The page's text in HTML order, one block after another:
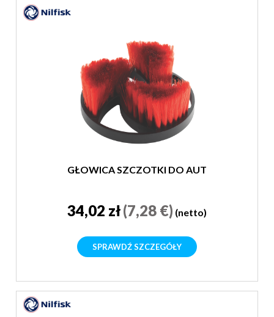
GŁOWICA SZCZOTKI DO AUT
34,02 zł(7,28 €) (netto)
SPRAWDŹ SZCZEGÓŁY